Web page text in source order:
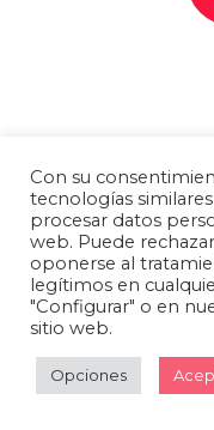
Con su
tecnologías
procesar datos
web. Puede
oponerse al
legítimos en
"Configurar" o en
sitio web.
Opciones